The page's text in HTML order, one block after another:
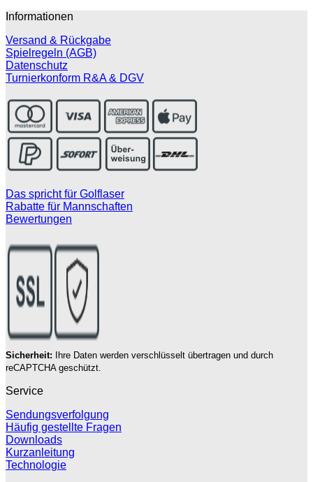
Informationen
Versand & Rückgabe
Spielregeln (AGB)
Datenschutz
Turnierkonform R&A & DGV
Das spricht für Golflaser
Rabatte für Mannschaften
Bewertungen
Sicherheit: Ihre Daten werden verschlüsselt übertragen und durch
reCAPTCHA geschützt.
Service
Sendungsverfolgung
Häufig gestellte Fragen
Downloads
Kurzanleitung
Technologie